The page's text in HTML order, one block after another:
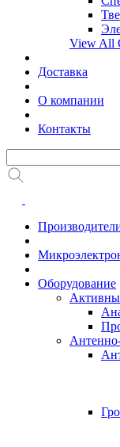
View All
Доставка
О компании
Контакты
Оборудование